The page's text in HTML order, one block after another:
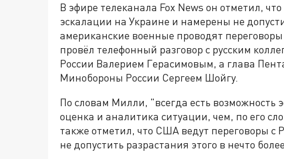
В эфире телеканала Fox News он отметил,
эскалации на Украине и намерены не
американские военные проводят
провёл телефонный разговор с русским
России Валерием Герасимовым, а глава
Минобороны России Сергеем Шойгу.
По словам Милли, "всегда есть возможность
оценка и аналитика ситуации, чем, по его
также отметил, что США ведут переговоры с
не допустить разрастания этого в нечто